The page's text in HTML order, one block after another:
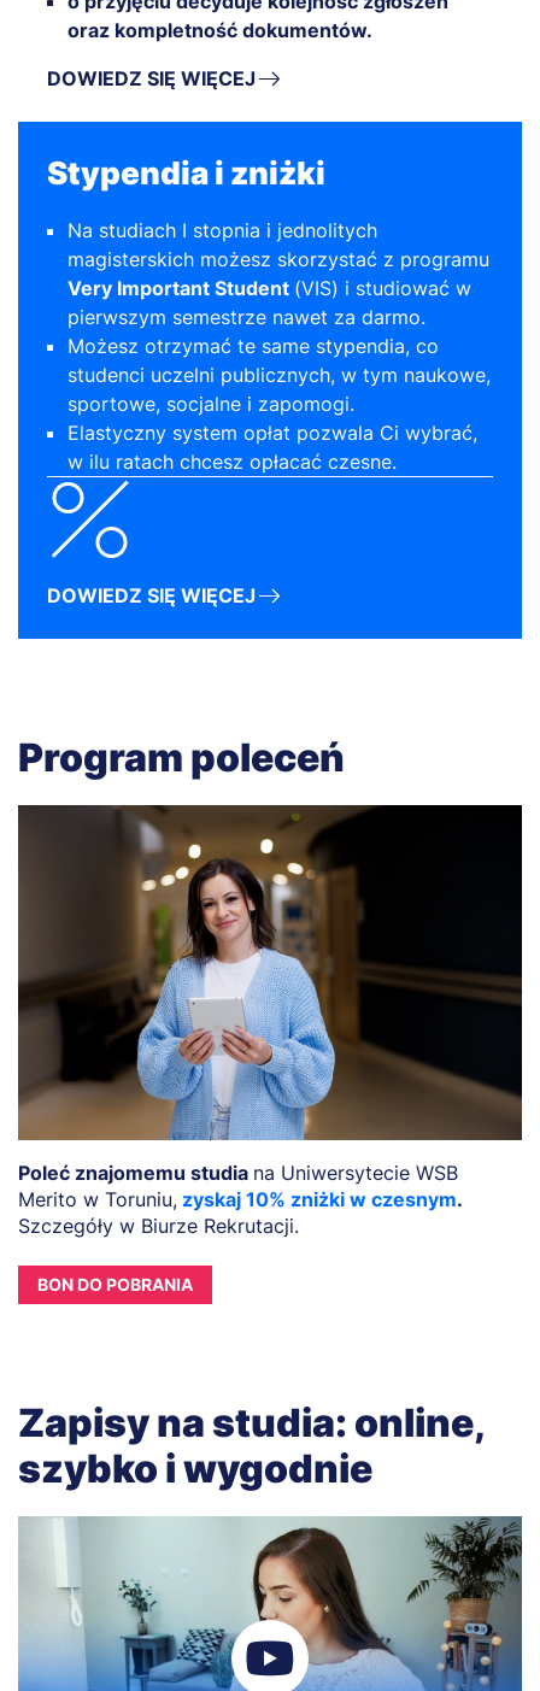
oraz kompletność dokumentów.
DOWIEDZ SIĘ WIĘCEJ
Stypendia i zniżki
Na studiach I stopnia i jednolitych
magisterskich możesz skorzystać z programu
Very Important Student (VIS) i studiować w
pierwszym semestrze nawet za darmo.
Możesz otrzymać te same stypendia, co
studenci uczelni publicznych, w tym naukowe,
sportowe, socjalne i zapomogi.
Elastyczny system opłat pozwala Ci wybrać,
w ilu ratach chcesz opłacać czesne.
DOWIEDZ SIĘ WIĘCEJ
Program poleceń
Poleć znajomemu studia na Uniwersytecie WSB
Merito w Toruniu, zyskaj 10% zniżki w czesnym.
Szczegóły w Biurze Rekrutacji.
BON DO POBRANIA
Zapisy na studia: online,
szybko i wygodnie